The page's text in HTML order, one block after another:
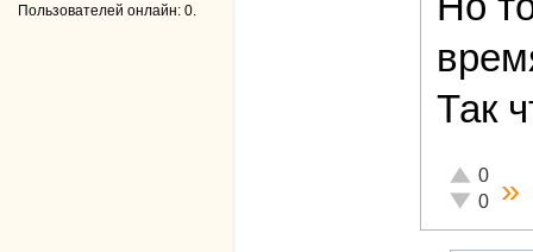
Пользователей онлайн: 0.
Так
Отлично!
0
0 »